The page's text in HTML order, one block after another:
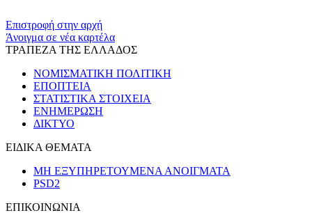
Επιστροφή στην αρχή
Άνοιγμα σε νέα καρτέλα
ΤΡΑΠΕΖΑ ΤΗΣ ΕΛΛΑΔΟΣ
ΝΟΜΙΣΜΑΤΙΚΗ ΠΟΛΙΤΙΚΗ
ΕΠΟΠΤΕΙΑ
ΣΤΑΤΙΣΤΙΚΑ ΣΤΟΙΧΕΙΑ
ΕΝΗΜΕΡΩΣΗ
ΔΙΚΤΥΟ
ΕΙΔΙΚΑ ΘΕΜΑΤΑ
ΜΗ ΕΞΥΠΗΡΕΤΟΥΜΕΝΑ ΑΝΟΙΓΜΑΤΑ
PSD2
ΕΠΙΚΟΙΝΩΝΙΑ